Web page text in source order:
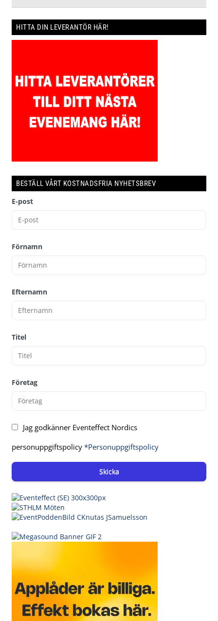
HITTA DIN LEVERANTÖR HÄR!
BESTÄLL VÅRT KOSTNADSFRIA NYHETSBREV
E-post
Förnamn
Efternamn
Titel
Företag
Jag godkänner Eventeffect Nordics
personuppgiftspolicy *Personuppgiftspolicy
Skicka